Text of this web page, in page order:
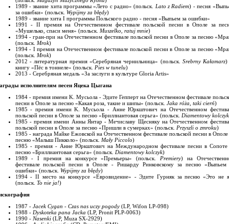
1989 - звание хита программы «Лето с радио» (польск. Lato z Radiem) - песня
за ошибки» (польск. Wypijmy za błędy)
1989 - звание хита I программы Польского радио - песня «Выпьем за ошибки»
1991 - II премия на Отечественном фестивале польской песни в Ополе за
«Мушелько, спаси меня» (польск. Muszelko, ratuj mnie)
1994 - гран-при на Отечественном фестивале польской песни в Ополе за песню
(польск. Mrok)
1994 - I премия на Отечественном фестивале польской песни в Ополе за песню
(польск. Mrok)
2012 - литературная премия «Серебряная чернильница» (польск. Srebrny Kałamarz)
книгу «Пёс в тоннеле» (польск. Pies w tunelu)
2013 - Серебряная медаль «За заслуги в культуре Gloria Artis»
исполнителям песен Яцека Цыгана
1984 - премия имени K. Мусьола - Эдите Гепперт на Отечественном фестивале
песни в Ополе за песню «Какая роза, такие и шипы» (польск. Jaka róża, taki cierń)
1985 - премия имени K. Мусьола - Анне Юркштович на Отечественном
польской песни в Ополе за песню «Бриллиантовая серьга» (польск. Diamentowy kolczyk
1985 - премия имени Анны Янтар - Мечиславу Щесняку на Отечественном
польской песни в Ополе за песню «Пришли в сумерках» (польск. Przyszli o zmroku)
1985 - награда Майке Ежовской на Отечественном фестивале польской песни в Ополе
песню «Малыш Пикколо» (польск. Mały Piccolo)
1985 - премия - Анне Юркштович на Международном фестивале песни в Сопоте
песню «Бриллиантовая серьга» (польск. Diamentowy kolczyk)
1989 - I премия на конкурсе «Премьеры» (польск. Premiery) на
фестивале польской песни в Ополе - Ришарду Ринковскому за песню «Выпьем
ошибки» (польск. Wypijmy za błędy)
1994 - II место на конкурсе «Евровидение» - Эдите Гурняк за песню «Это не
(польск. To nie ja!)
1987 - Jacek Cygan - Czas nas uczy pogody(LP, Wifon LP-098)
1988 - Dyskoteka pana Jacka (LP, Pronit PLP-0063)
1990 - Nasenki(LP, Muza SX-2929)